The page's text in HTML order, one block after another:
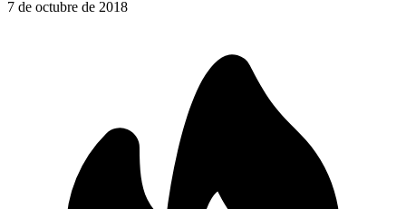
7 de octubre de 2018